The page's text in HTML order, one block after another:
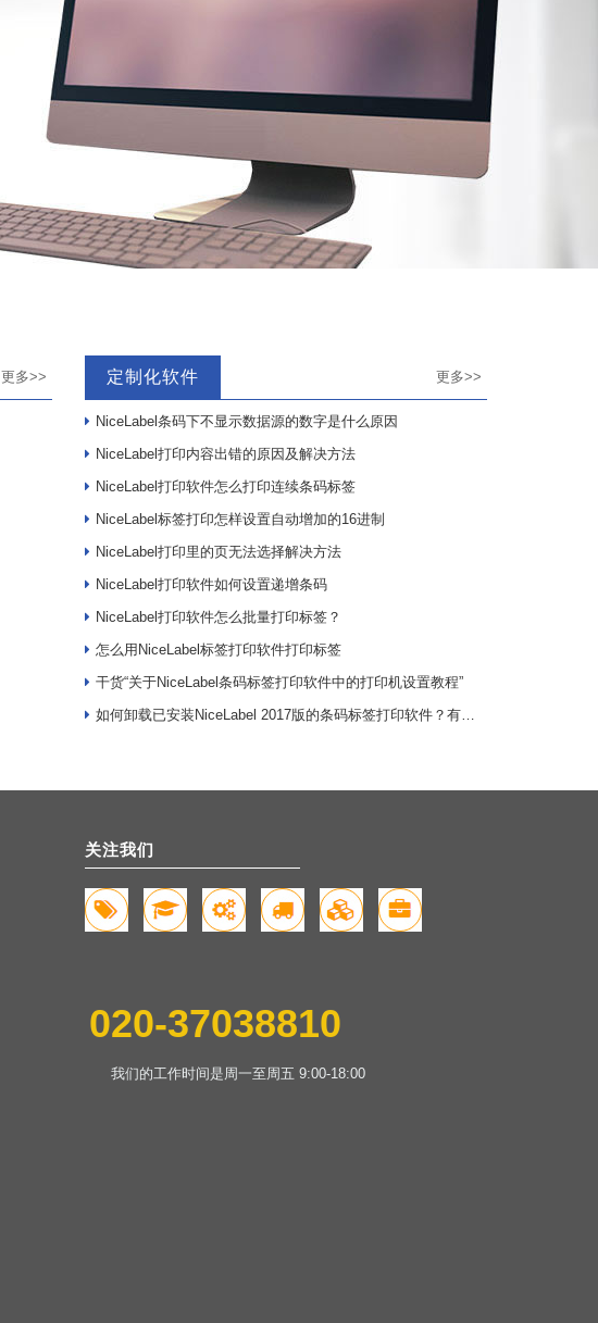
更多>> 定制化软件 更多>>
NiceLabel条码下不显示数据源的数字是什么原因
NiceLabel打印内容出错的原因及解决方法
NiceLabel打印软件怎么打印连续条码标签
NiceLabel标签打印怎样设置自动增加的16进制
NiceLabel打印里的页无法选择解决方法
NiceLabel打印软件如何设置递增条码
NiceLabel打印软件怎么批量打印标签？
怎么用NiceLabel标签打印软件打印标签
干货“关于NiceLabel条码标签打印软件中的打印机设置教程”
如何卸载已安装NiceLabel 2017版的条码标签打印软件？有哪些步骤？
关注我们
020-37038810
我们的工作时间是周一至周五 9:00-18:00